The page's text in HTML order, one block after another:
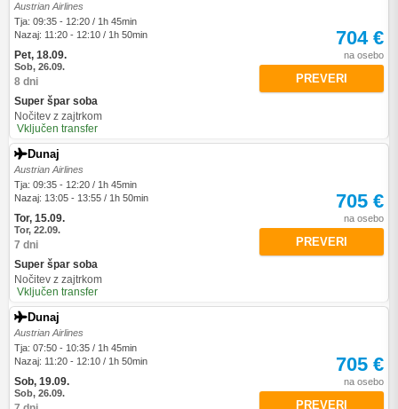
Austrian Airlines
Tja: 09:35 - 12:20 / 1h 45min
Nazaj: 11:20 - 12:10 / 1h 50min
Pet, 18.09.
Sob, 26.09.
8 dni
Super špar soba
Nočitev z zajtrkom
Vključen transfer
704 €
na osebo
PREVERI
Dunaj
Austrian Airlines
Tja: 09:35 - 12:20 / 1h 45min
Nazaj: 13:05 - 13:55 / 1h 50min
Tor, 15.09.
Tor, 22.09.
7 dni
Super špar soba
Nočitev z zajtrkom
Vključen transfer
705 €
na osebo
PREVERI
Dunaj
Austrian Airlines
Tja: 07:50 - 10:35 / 1h 45min
Nazaj: 11:20 - 12:10 / 1h 50min
Sob, 19.09.
Sob, 26.09.
705 €
na osebo
PREVERI